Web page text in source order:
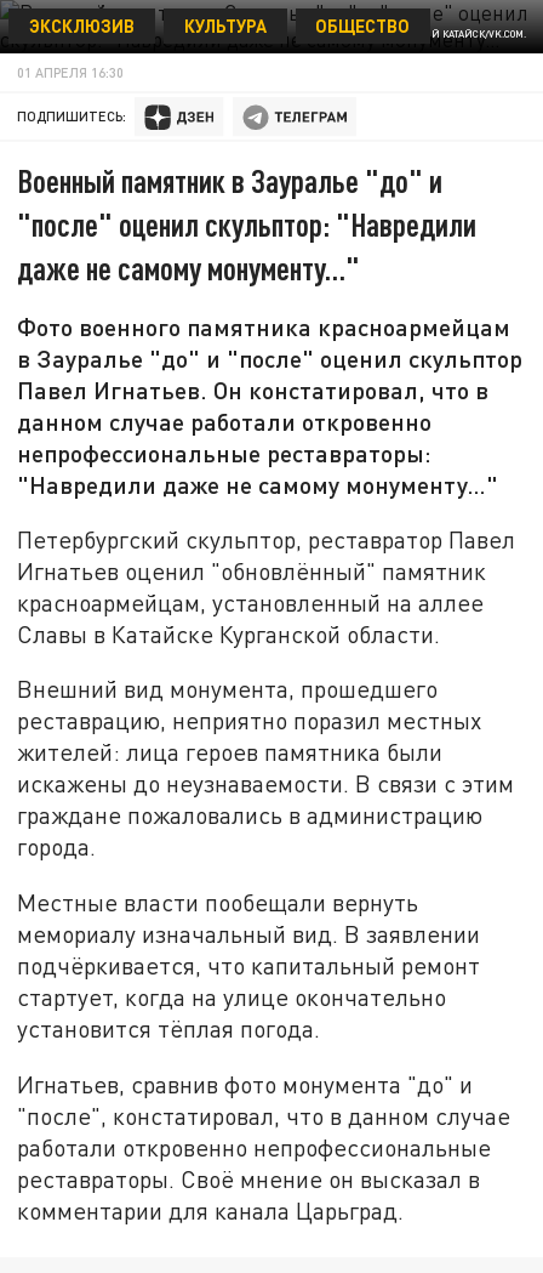
ТИПИЧНЫЙ КАТАЙСК/VK.COM.
ЭКСКЛЮЗИВ КУЛЬТУРА ОБЩЕСТВО
01 АПРЕЛЯ 16:30
ПОДПИШИТЕСЬ:
Военный памятник в Зауралье "до" и
"после" оценил скульптор: "Навредили
даже не самому монументу…"
Фото военного памятника красноармейцам
в Зауралье "до" и "после" оценил скульптор
Павел Игнатьев. Он констатировал, что в
данном случае работали откровенно
непрофессиональные реставраторы:
"Навредили даже не самому монументу…"
Петербургский скульптор, реставратор Павел
Игнатьев оценил "обновлённый" памятник
красноармейцам, установленный на аллее
Славы в Катайске Курганской области.
Внешний вид монумента, прошедшего
реставрацию, неприятно поразил местных
жителей: лица героев памятника были
искажены до неузнаваемости. В связи с этим
граждане пожаловались в администрацию
города.
Местные власти пообещали вернуть
мемориалу изначальный вид. В заявлении
подчёркивается, что капитальный ремонт
стартует, когда на улице окончательно
установится тёплая погода.
Игнатьев, сравнив фото монумента "до" и
"после", констатировал, что в данном случае
работали откровенно непрофессиональные
реставраторы. Своё мнение он высказал в
комментарии для канала Царьград.